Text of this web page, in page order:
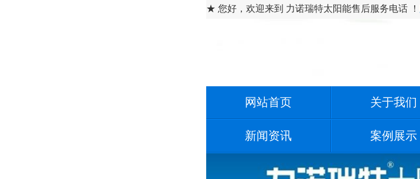
★ 您好，欢迎来到 力诺瑞特太阳能售后服务电话 ！
网站首页 关于我们
新闻资讯 案例展示